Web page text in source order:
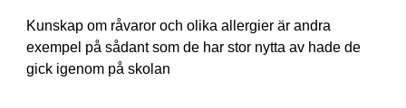
Kunskap om råvaror och olika allergier är andra
exempel på sådant som de har stor nytta av hade de
gick igenom på skolan